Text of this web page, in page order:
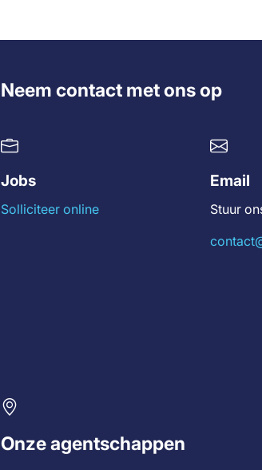
Neem contact met ons op
Jobs
Solliciteer online
Email
Stuur
Onze agentschappen